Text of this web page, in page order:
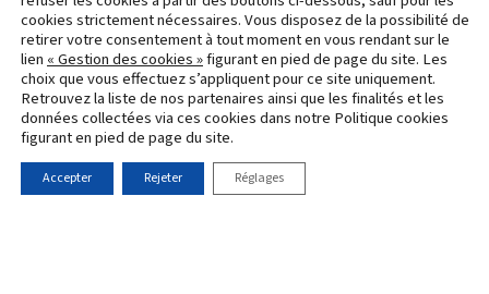
Ville Durable", piloté par France 2030.
Accueil
Mentions
légales
Protection
des
données
personnelles
Contact Newsletter
cookies strictement nécessaires. Vous disposez de la possibilité de
retirer votre consentement à tout moment en vous rendant sur le
lien « Gestion des cookies »figurant en pied de page du site. Les
choix que vous effectuez s’appliquent pour ce site uniquement.
Retrouvez la liste de nos partenaires ainsi que les finalités et les
données collectées via ces cookies dans notre Politique cookies
figurant en pied de page du site.
Accepter Rejeter Réglages